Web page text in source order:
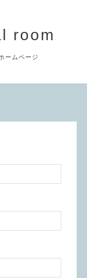
room
ームページ